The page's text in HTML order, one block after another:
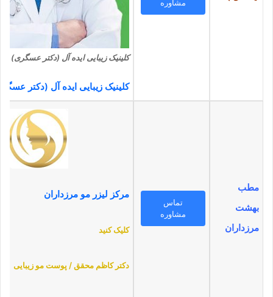
مشاوره
کلینیک زیبایی ایده آل (دکتر عسگری)
کلینیک زیبایی ایده آل (دکتر
مطب
بهشت
مرزداران
تماس
مشاوره
مرکز لیزر مو مرزداران
کلیک کنید
دکتر کاظم محقق / پوست مو زیبایی